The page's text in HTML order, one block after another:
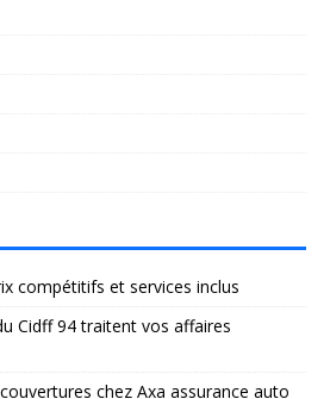
compétitifs et services inclus
Cidff 94 traitent vos affaires
chez Axa assurance auto